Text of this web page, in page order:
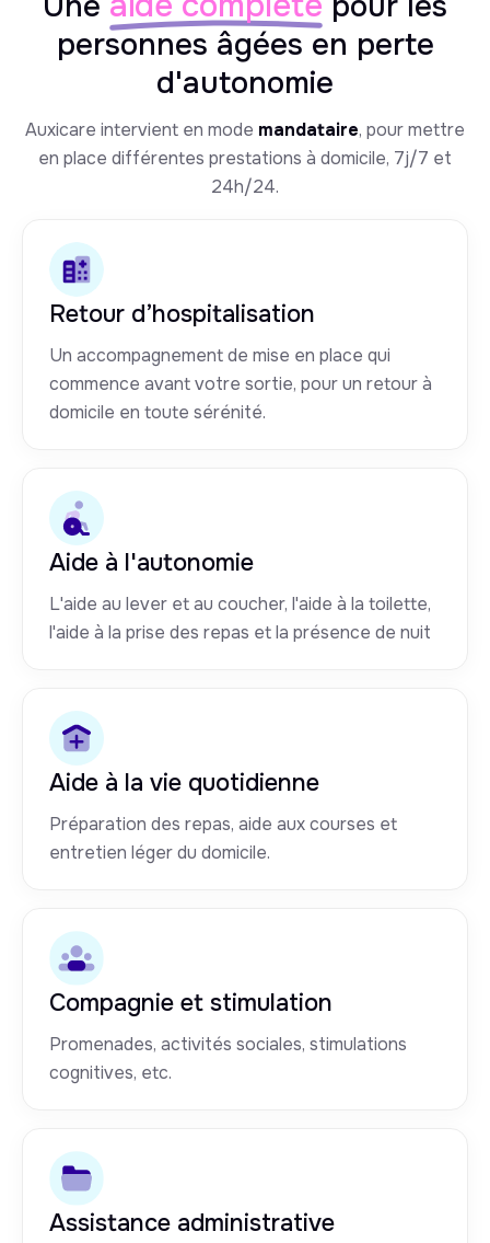
personnes âgées en perte
d'autonomie
Auxicare intervient en mode mandataire, pour mettre
en place différentes prestations à domicile, 7j/7 et
24h/24.
Retour d’hospitalisation
Un accompagnement de mise en place qui
commence avant votre sortie, pour un retour à
domicile en toute sérénité.
Aide à l'autonomie
L'aide au lever et au coucher, l'aide à la toilette,
l'aide à la prise des repas et la présence de nuit
Aide à la vie quotidienne
Préparation des repas, aide aux courses et
entretien léger du domicile.
Compagnie et stimulation
Promenades, activités sociales, stimulations
cognitives, etc.
Assistance administrative